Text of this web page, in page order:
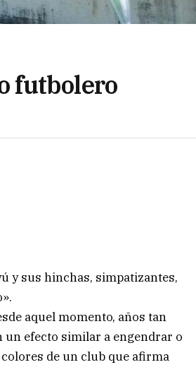
futbolero
y sus hinchas, simpatizantes,
aquel momento, años tan
un efecto similar a engendrar o
de un club que afirma